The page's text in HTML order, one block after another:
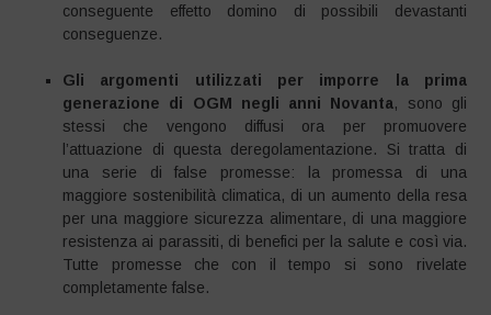
conseguente effetto domino di possibili devastanti
conseguenze.
Gli argomenti utilizzati per imporre la prima
generazione di OGM negli anni Novanta, sono gli
stessi che vengono diffusi ora per promuovere
l’attuazione di questa deregolamentazione. Si tratta di
una serie di false promesse: la promessa di una
maggiore sostenibilità climatica, di un aumento della resa
per una maggiore sicurezza alimentare, di una maggiore
resistenza ai parassiti, di benefici per la salute e così via.
Tutte promesse che con il tempo si sono rivelate
completamente false.